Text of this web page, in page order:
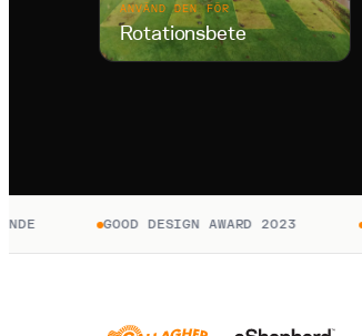
ANVÄND DEN FÖR
Rotationsbete
GOOD DESIGN AWARD 2023 DIN